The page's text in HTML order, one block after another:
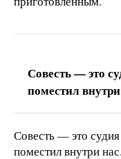
Совесть — это
поместил
Совесть — это
поместил внутри